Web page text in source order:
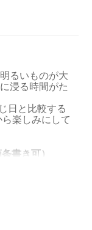
るいものが大
浸る時間がた
日と比較する
楽しみにして
書き可）